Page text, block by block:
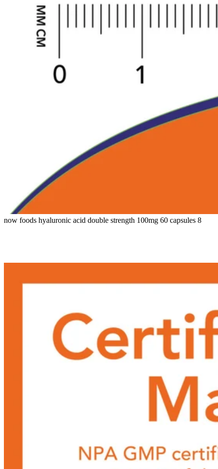
now foods hyaluronic acid double strength 100mg 60 capsules 8